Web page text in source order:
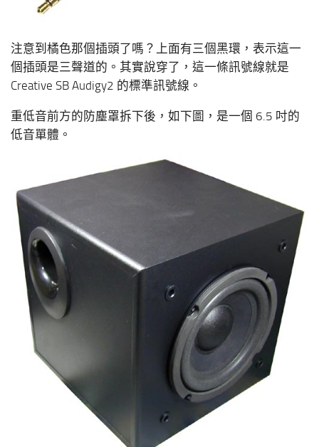
注意到橘色那個插頭了嗎？上面有三個黑環，表示這一
個插頭是三聲道的。其實說穿了，這一條訊號線就是
Creative SB Audigy2 的標準訊號線。
重低音前方的防塵罩拆下後，如下圖，是一個 6.5 吋的
低音單體。